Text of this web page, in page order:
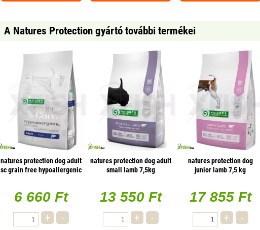
A Natures Protection gyártó további termékei
natures protection dog adult
sc grain free hypoallergenic
6 660 Ft
+ -
natures protection dog adult
small lamb 7,5kg
13 550 Ft
+ -
natures protection dog
junior lamb 7,5 kg
17 855 Ft
+ -